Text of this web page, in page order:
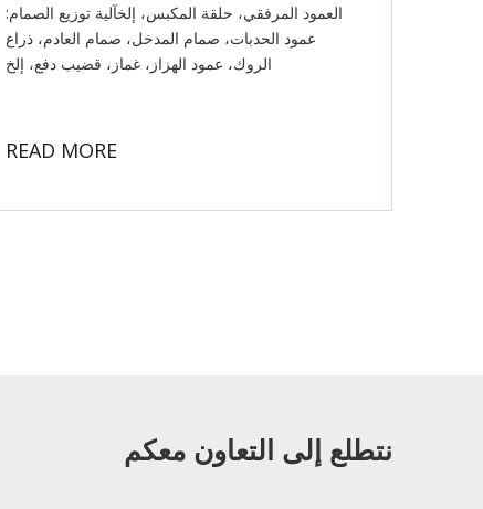
العمود المرفقي، حلقة المكبس، إلخآلية توزيع الصمام:
عمود الحدبات، صمام المدخل، صمام العادم، ذراع
الروك، عمود الهزاز، غماز، قضيب دفع، إلخ
READ MORE
نتطلع إلى التعاون معكم